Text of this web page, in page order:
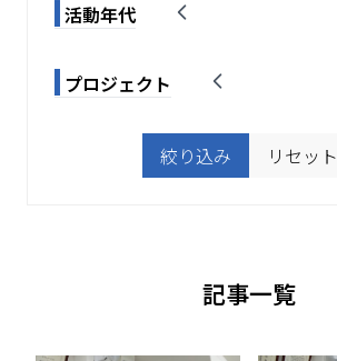
活動年代
プロジェクト
絞り込み リセット
記事一覧